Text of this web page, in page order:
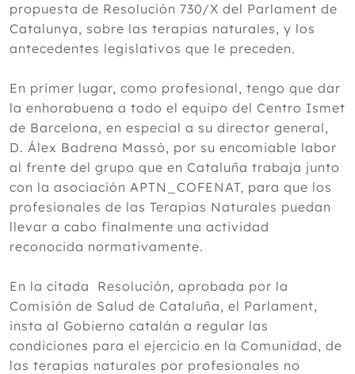
propuesta de Resolución 730/X del Parlament de
Catalunya, sobre las terapias naturales, y los
antecedentes legislativos que le preceden.
En primer lugar, como profesional, tengo que dar
la enhorabuena a todo el equipo del Centro Ismet
de Barcelona, en especial a su director general,
D. Álex Badrena Massó, por su encomiable labor
al frente del grupo que en Cataluña trabaja junto
con la asociación APTN_COFENAT, para que los
profesionales de las Terapias Naturales puedan
llevar a cabo finalmente una actividad
reconocida normativamente.
En la citada Resolución, aprobada por la
Comisión de Salud de Cataluña, el Parlament,
insta al Gobierno catalán a regular las
condiciones para el ejercicio en la Comunidad, de
las terapias naturales por profesionales no